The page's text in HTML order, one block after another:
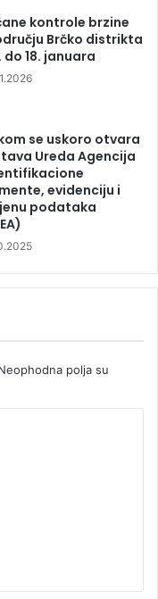
kontrole brzine
Brčko distrikta
do 18. januara
se uskoro otvara
Ureda Agencija
evidenciju i
podataka
polja su